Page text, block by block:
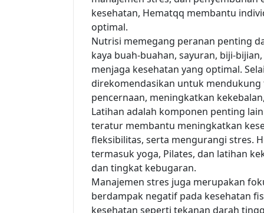
kesehatan, Hematqq membantu
optimal.
Nutrisi memegang peranan penting
kaya buah-buahan, sayuran, biji-
menjaga kesehatan yang optimal.
direkomendasikan untuk
pencernaan, meningkatkan
Latihan adalah komponen penting
teratur membantu meningkatkan
fleksibilitas, serta mengurangi stres.
termasuk yoga, Pilates, dan latihan
dan tingkat kebugaran.
Manajemen stres juga merupakan
berdampak negatif pada kesehatan
kesehatan seperti tekanan darah